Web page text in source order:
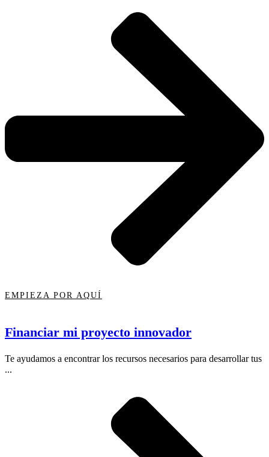
EMPIEZA POR AQUÍ
Financiar mi proyecto innovador
Te ayudamos a encontrar los recursos necesarios para desarrollar tus
...